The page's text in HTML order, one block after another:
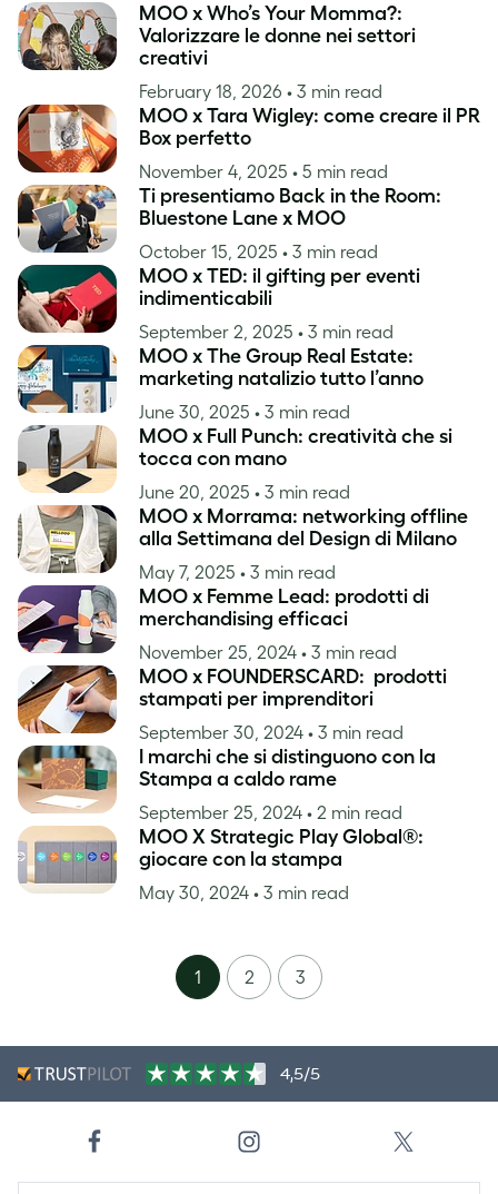
MOO x Who’s Your Momma?:
Valorizzare le donne nei settori
creativi
February 18, 2026 • 3 min read
MOO x Tara Wigley: come creare il PR
Box perfetto
November 4, 2025 • 5 min read
Ti presentiamo Back in the Room:
Bluestone Lane x MOO
October 15, 2025 • 3 min read
MOO x TED: il gifting per eventi
indimenticabili
September 2, 2025 • 3 min read
MOO x The Group Real Estate:
marketing natalizio tutto l’anno
June 30, 2025 • 3 min read
MOO x Full Punch: creatività che si
tocca con mano
June 20, 2025 • 3 min read
MOO x Morrama: networking offline
alla Settimana del Design di Milano
May 7, 2025 • 3 min read
MOO x Femme Lead: prodotti di
merchandising efficaci
November 25, 2024 • 3 min read
MOO x FOUNDERSCARD: prodotti
stampati per imprenditori
September 30, 2024 • 3 min read
I marchi che si distinguono con la
Stampa a caldo rame
September 25, 2024 • 2 min read
MOO X Strategic Play Global®:
giocare con la stampa
May 30, 2024 • 3 min read
1 2 3
4,5/5